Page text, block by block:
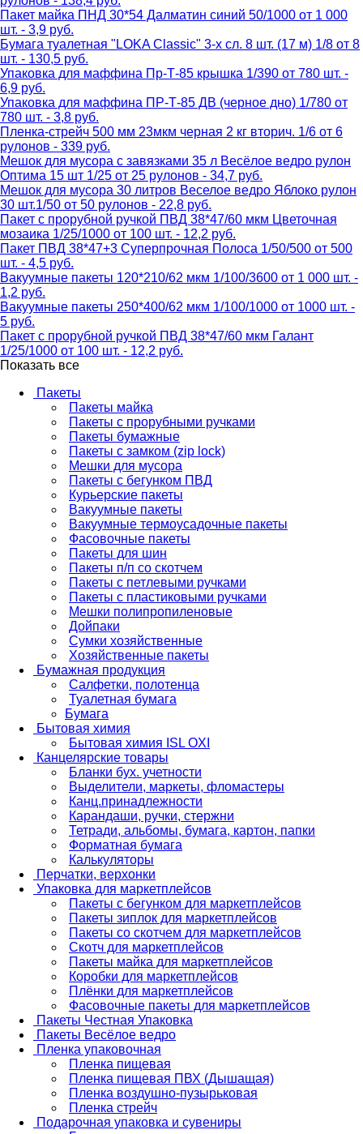
Пакет майка ПНД 30*54 Далматин синий 50/1000 от 1 000
шт. - 3,9 руб.
Бумага туалетная "LOKA Classic" 3-х сл. 8 шт. (17 м) 1/8 от 8
шт. - 130,5 руб.
Упаковка для маффина Пр-Т-85 крышка 1/390 от 780 шт. -
6,9 руб.
Упаковка для маффина ПР-Т-85 ДВ (черное дно) 1/780 от
780 шт. - 3,8 руб.
Пленка-стрейч 500 мм 23мкм черная 2 кг вторич. 1/6 от 6
рулонов - 339 руб.
Мешок для мусора с завязками 35 л Весёлое ведро рулон
Оптима 15 шт 1/25 от 25 рулонов - 34,7 руб.
Мешок для мусора 30 литров Веселое ведро Яблоко рулон
30 шт.1/50 от 50 рулонов - 22,8 руб.
Пакет с прорубной ручкой ПВД 38*47/60 мкм Цветочная
мозаика 1/25/1000 от 100 шт. - 12,2 руб.
Пакет ПВД 38*47+3 Суперпрочная Полоса 1/50/500 от 500
шт. - 4,5 руб.
Вакуумные пакеты 120*210/62 мкм 1/100/3600 от 1 000 шт. -
1,2 руб.
Вакуумные пакеты 250*400/62 мкм 1/100/1000 от 1000 шт. -
5 руб.
Пакет с прорубной ручкой ПВД 38*47/60 мкм Галант
1/25/1000 от 100 шт. - 12,2 руб.
Показать все
Пакеты
Пакеты майка
Пакеты с прорубными ручками
Пакеты бумажные
Пакеты с замком (zip lock)
Мешки для мусора
Пакеты с бегунком ПВД
Курьерские пакеты
Вакуумные пакеты
Вакуумные термоусадочные пакеты
Фасовочные пакеты
Пакеты для шин
Пакеты п/п со скотчем
Пакеты с петлевыми ручками
Пакеты с пластиковыми ручками
Мешки полипропиленовые
Дойпаки
Сумки хозяйственные
Хозяйственные пакеты
Бумажная продукция
Салфетки, полотенца
Туалетная бумага
Бумага
Бытовая химия
Бытовая химия ISL OXI
Канцелярские товары
Бланки бух. учетности
Выделители, маркеты, фломастеры
Канц.принадлежности
Карандаши, ручки, стержни
Тетради, альбомы, бумага, картон, папки
Форматная бумага
Калькуляторы
Перчатки, верхонки
Упаковка для маркетплейсов
Пакеты с бегунком для маркетплейсов
Пакеты зиплок для маркетплейсов
Пакеты со скотчем для маркетплейсов
Скотч для маркетплейсов
Пакеты майка для маркетплейсов
Коробки для маркетплейсов
Плёнки для маркетплейсов
Фасовочные пакеты для маркетплейсов
Пакеты Честная Упаковка
Пакеты Весёлое ведро
Пленка упаковочная
Пленка пищевая
Пленка пищевая ПВХ (Дышащая)
Пленка воздушно-пузырьковая
Пленка стрейч
Подарочная упаковка и сувениры